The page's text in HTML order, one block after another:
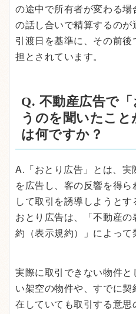
の途中で所有者が変わる
の話し合いで精算するのが
引渡日を基準に、その前
担とされています。
Q. 不動産広告で
うのを聞いたこ
は何ですか？
A.「おとり広告」とは、
を広告し、客の反響を得
して取引を誘導しようと
おとり広告は、「不動産
約（表示規約）」によって
実際に取引できない物件
い架空の物件や、すでに
在していても取引する意